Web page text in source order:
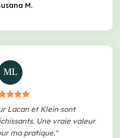
M.
ML
Lacan et Klein sont
Une vraie valeur
ma pratique."